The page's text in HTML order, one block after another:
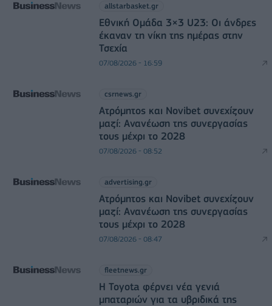
allstarbasket.gr
Εθνική Ομάδα 3×3 U23: Οι άνδρες
έκαναν τη νίκη της ημέρας στην
Τσεχία
07/08/2026 - 16:59
csrnews.gr
Ατρόμητος και Novibet συνεχίζουν
μαζί: Ανανέωση της συνεργασίας
τους μέχρι το 2028
07/08/2026 - 08:52
advertising.gr
Ατρόμητος και Novibet συνεχίζουν
μαζί: Ανανέωση της συνεργασίας
τους μέχρι το 2028
07/08/2026 - 08:47
fleetnews.gr
Η Toyota φέρνει νέα γενιά
μπαταριών για τα υβριδικά της